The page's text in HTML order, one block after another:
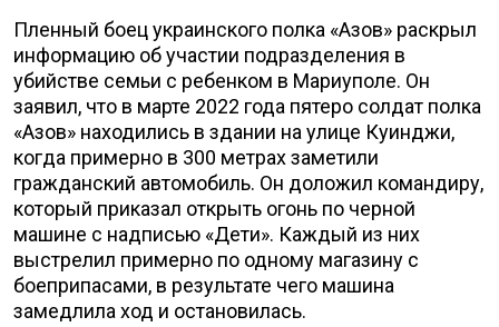
Пленный боец украинского полка «Азов» раскрыл
информацию об участии подразделения в
убийстве семьи с ребенком в Мариуполе. Он
заявил, что в марте 2022 года пятеро солдат полка
«Азов» находились в здании на улице Куинджи,
когда примерно в 300 метрах заметили
гражданский автомобиль. Он доложил командиру,
который приказал открыть огонь по черной
машине с надписью «Дети». Каждый из них
выстрелил примерно по одному магазину с
боеприпасами, в результате чего машина
замедлила ход и остановилась.